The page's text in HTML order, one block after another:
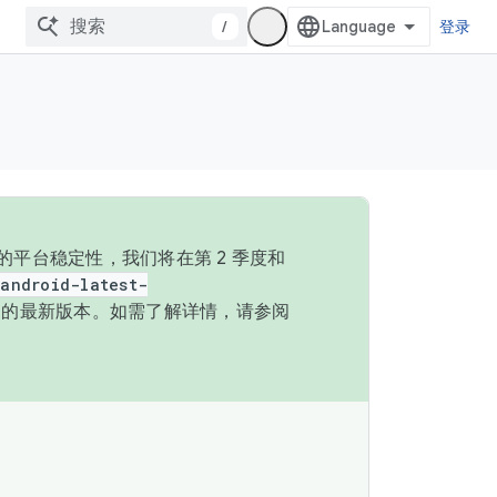
/ 登录
平台稳定性，我们将在第 2 季度和
android-latest-
最新版本。如需了解详情，请参阅